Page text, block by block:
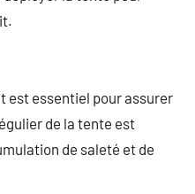
est essentiel pour assurer
de la tente est
de saleté et de